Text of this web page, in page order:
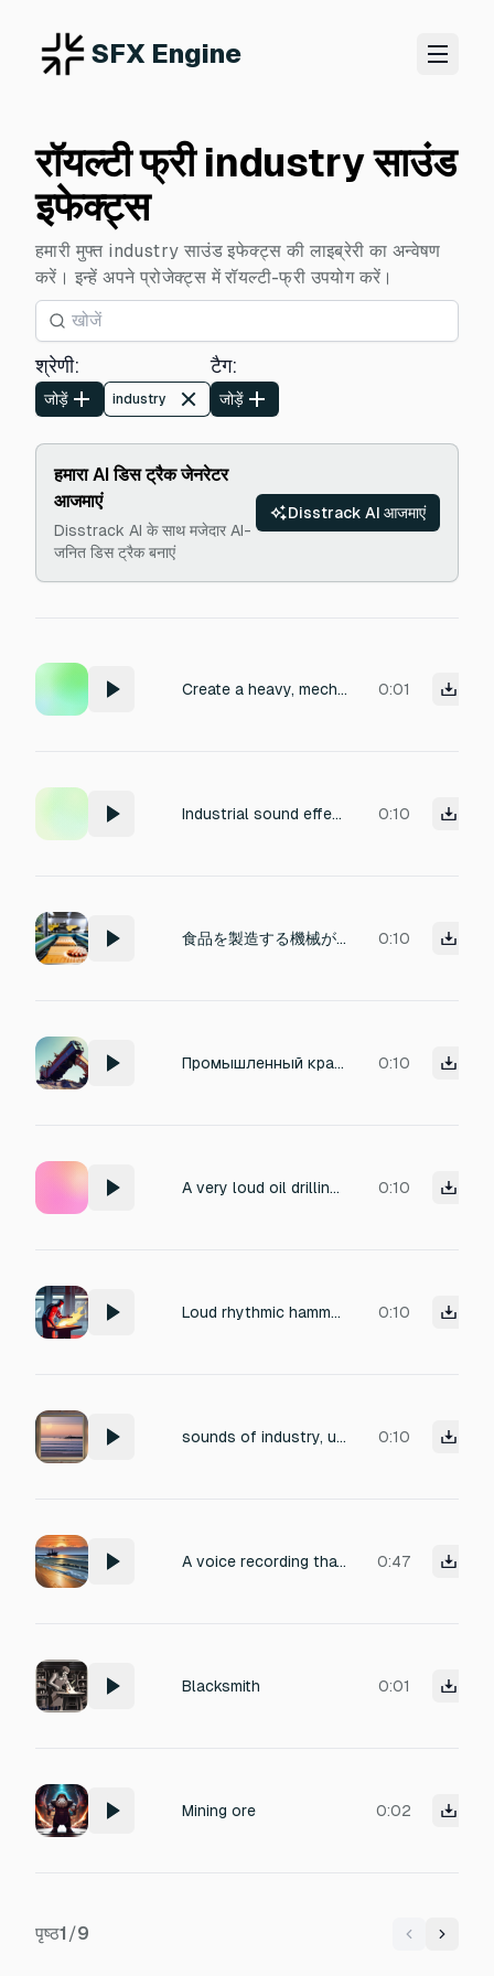
SFX Engine
रॉयल्टी फ्री industry साउंड
इफेक्ट्स
हमारी मुफ्त industry साउंड इफेक्ट्स की लाइब्रेरी का अन्वेषण
करें। इन्हें अपने प्रोजेक्ट्स में रॉयल्टी-फ्री उपयोग करें।
श्रेणी:
जोड़ें industry
टैग:
जोड़ें
हमारा AI डिस ट्रैक जेनरेटर
आजमाएं
Disstrack AI के साथ मजेदार AI-
जनित डिस ट्रैक बनाएं
Disstrack AI आजमाएं
Create a heavy, mechanical robot footstep sound effect featuring pronounced hydraulic hisses and resonant metallic clanking, evoking a large bipedal robot striding across a steel factory floor. 0:01
Industrial sound effect of a loose, rusty metal screw vibrating at high speed, producing a continuous and loud percussive rattling pattern. High-pitched metallic 'thic thic thic' repetition with abrasive, corroded texture. Prominent scraping and friction noises. Recorded with close, dry microphone placement for maximum articulation of the resonant metal-on-metal impact. 0:10
食品を製造する機械が動作している時の音 0:10
Промышленный кран захватывает груду мусора манипулятором 0:10
A very loud oil drilling engineering heavy machinery sound effect with some engineers shouting in the background for 5 seconds 0:10
Loud rhythmic hammering on red-hot metal, sparks flying, metallic clangs echoing, intense forging sounds, industrial workshop ambiance 0:10
sounds of industry, until the industrial noises—like ship horns—grow louder and eventually drown out the sound of the ocean. 0:10
A voice recording that begins with the sound of the sea and seagulls, gradually mixed with the sounds of industry, until the industrial noises—like ship horns—grow louder and eventually drown out the sound of the ocean. 0:47
Blacksmith 0:01
Mining ore 0:02
पृष्ठ1 /9 Previous
Next